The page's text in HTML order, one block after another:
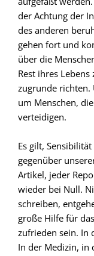
der Achtung der
des anderen
gehen fort und
über die
Rest ihres
zugrunde richten.
um Menschen,
verteidigen.
Es gilt,
gegenüber
Artikel, jeder
wieder bei Null.
schreiben,
große Hilfe für
zufrieden sein. In
In der Medizin, in